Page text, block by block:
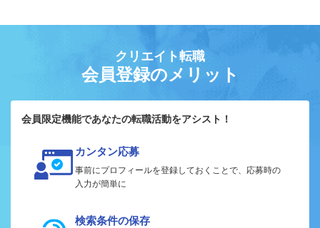
クリエイト転職
会員登録のメリット
会員限定機能であなたの転職活動をアシスト！
カンタン応募
事前にプロフィールを登録しておくことで、応募時の
入力が簡単に
検索条件の保存